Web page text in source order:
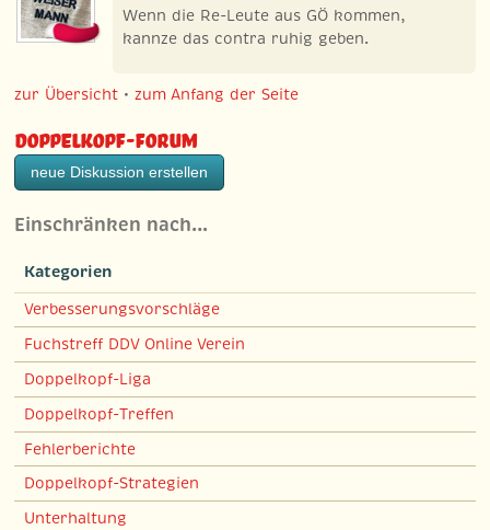
Wenn die Re-Leute aus GÖ kommen,
kannze das contra ruhig geben.
zur Übersicht •zum Anfang der Seite
Doppelkopf-Forum
neue Diskussion erstellen
Einschränken nach…
Kategorien
Verbesserungsvorschläge
Fuchstreff DDV Online Verein
Doppelkopf-Liga
Doppelkopf-Treffen
Fehlerberichte
Doppelkopf-Strategien
Unterhaltung